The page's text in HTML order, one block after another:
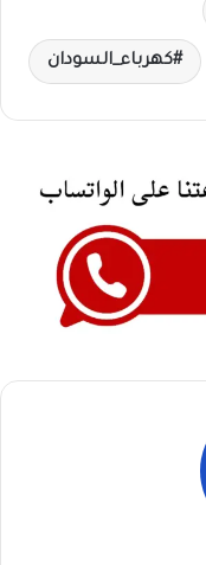
كهرباء_السودان